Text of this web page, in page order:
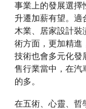
事業上的發展選擇
升遷加薪有望。適
木業、居家設計裝
術方面，更加精進
技術也會多元化發
售行業當中，在汽
的多。
在五術、心靈、哲